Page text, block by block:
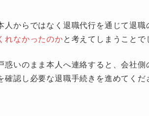
人からではなく退職代行を通じて退
れなかったのかと考えてしまうことで
惑いのまま本人へ連絡すると、会社
確認し必要な退職手続きを進めてくだ